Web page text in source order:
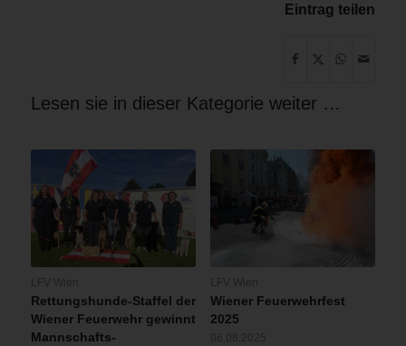
Eintrag teilen
Lesen sie in dieser Kategorie weiter …
Rettungshunde-Staffel der
Wiener Feuerwehr gewinnt
Mannschafts-
Wiener Feuerwehrfest
2025